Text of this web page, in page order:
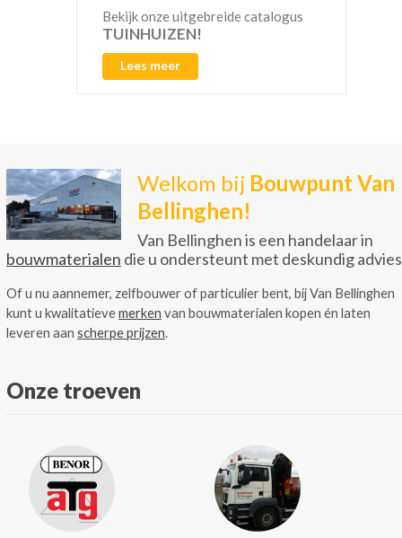
Bekijk onze uitgebreide catalogus
TUINHUIZEN!
Lees meer
Welkom bij Bouwpunt Van
Bellinghen!
Van Bellinghen is een handelaar in
bouwmaterialen die u ondersteunt met deskundig
Of u nu aannemer, zelfbouwer of particulier bent, bij Van Bellinghen
kunt u kwalitatievemerken van bouwmaterialen kopen én laten
leveren aan scherpe prijzen.
Onze troeven